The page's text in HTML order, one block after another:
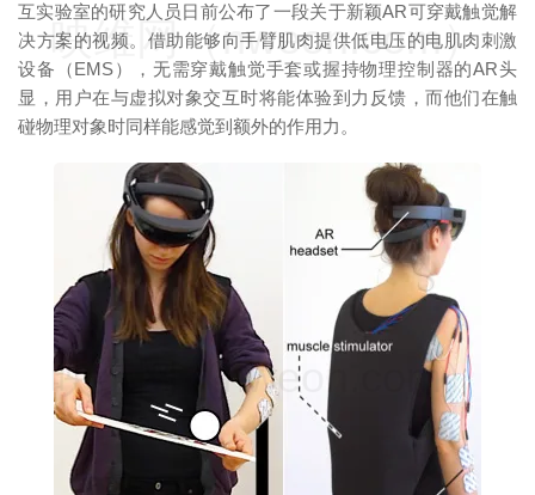
互实验室的研究人员日前公布了一段关于新颖AR可穿戴触觉解
决方案的视频。借助能够向手臂肌肉提供低电压的电肌肉刺激
设备（EMS），无需穿戴触觉手套或握持物理控制器的AR头
显，用户在与虚拟对象交互时将能体验到力反馈，而他们在触
碰物理对象时同样能感觉到额外的作用力。
映维网（nweon.com）
映维网（nweon.com）